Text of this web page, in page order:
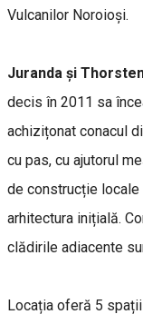
Vulcanilor Noroioși.
Juranda și
decis în 2011 sa
achizițonat conacul
cu pas, cu ajutorul
de construcție
arhitectura inițială.
clădirile adiacente
Locația oferă 5